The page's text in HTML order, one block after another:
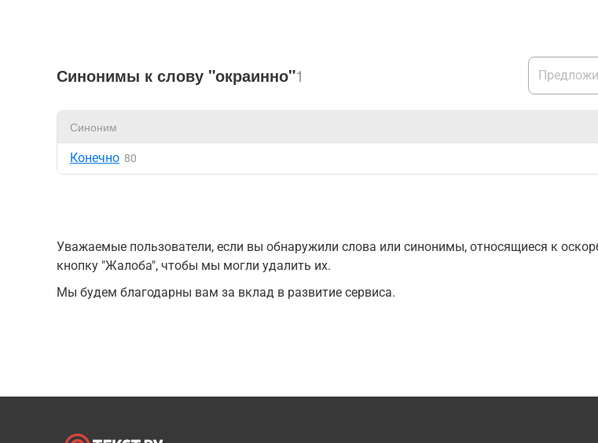
Синонимы к слову "окраинно"1
Синоним
Конечно 80
Уважаемые пользователи, если вы обнаружили слова или синонимы, относящиеся к
кнопку "Жалоба", чтобы мы могли удалить их.
Мы будем благодарны вам за вклад в развитие сервиса.